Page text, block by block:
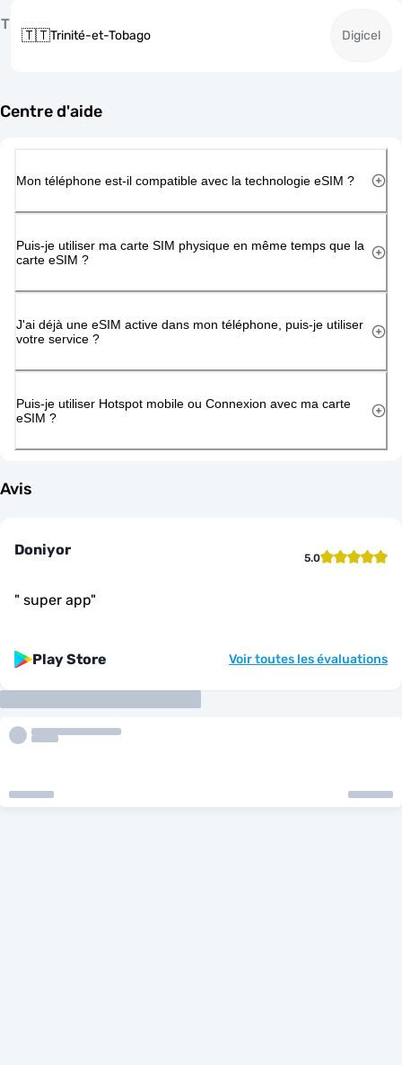
T
🇹🇹Trinité-et-Tobago Digicel
Centre d'aide
Mon téléphone est-il compatible avec la technologie eSIM ?
Puis-je utiliser ma carte SIM physique en même temps que la
carte eSIM ?
J'ai déjà une eSIM active dans mon téléphone, puis-je utiliser
votre service ?
Puis-je utiliser Hotspot mobile ou Connexion avec ma carte
eSIM ?
Avis
Doniyor 5.0
" super app"
Play Store Voir toutes les évaluations